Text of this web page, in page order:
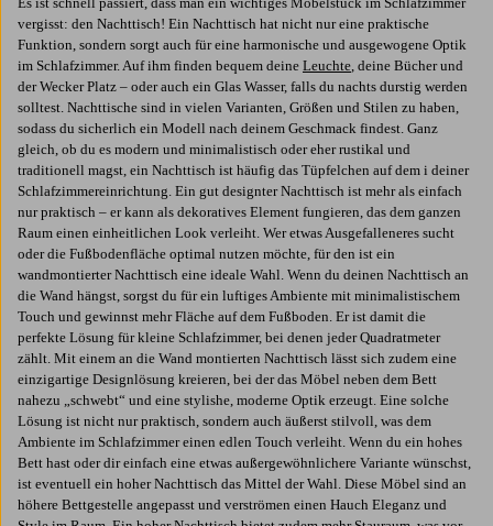
vergisst: den Nachttisch! Ein Nachttisch hat nicht nur eine praktische
Funktion, sondern sorgt auch für eine harmonische und ausgewogene Optik
im Schlafzimmer. Auf ihm finden bequem deine Leuchte, deine Bücher und
der Wecker Platz – oder auch ein Glas Wasser, falls du nachts durstig werden
solltest. Nachttische sind in vielen Varianten, Größen und Stilen zu haben,
sodass du sicherlich ein Modell nach deinem Geschmack findest. Ganz
gleich, ob du es modern und minimalistisch oder eher rustikal und
traditionell magst, ein Nachttisch ist häufig das Tüpfelchen auf dem i deiner
Schlafzimmereinrichtung. Ein gut designter Nachttisch ist mehr als einfach
nur praktisch – er kann als dekoratives Element fungieren, das dem ganzen
Raum einen einheitlichen Look verleiht. Wer etwas Ausgefalleneres sucht
oder die Fußbodenfläche optimal nutzen möchte, für den ist ein
wandmontierter Nachttisch eine ideale Wahl. Wenn du deinen Nachttisch an
die Wand hängst, sorgst du für ein luftiges Ambiente mit minimalistischem
Touch und gewinnst mehr Fläche auf dem Fußboden. Er ist damit die
perfekte Lösung für kleine Schlafzimmer, bei denen jeder Quadratmeter
zählt. Mit einem an die Wand montierten Nachttisch lässt sich zudem eine
einzigartige Designlösung kreieren, bei der das Möbel neben dem Bett
nahezu „schwebt“ und eine stylishe, moderne Optik erzeugt. Eine solche
Lösung ist nicht nur praktisch, sondern auch äußerst stilvoll, was dem
Ambiente im Schlafzimmer einen edlen Touch verleiht. Wenn du ein hohes
Bett hast oder dir einfach eine etwas außergewöhnlichere Variante wünschst,
ist eventuell ein hoher Nachttisch das Mittel der Wahl. Diese Möbel sind an
höhere Bettgestelle angepasst und verströmen einen Hauch Eleganz und